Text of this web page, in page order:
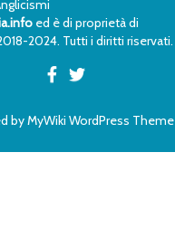
ed è di proprietà di
2024. Tutti i diritti riservati.
byMyWiki WordPress Theme